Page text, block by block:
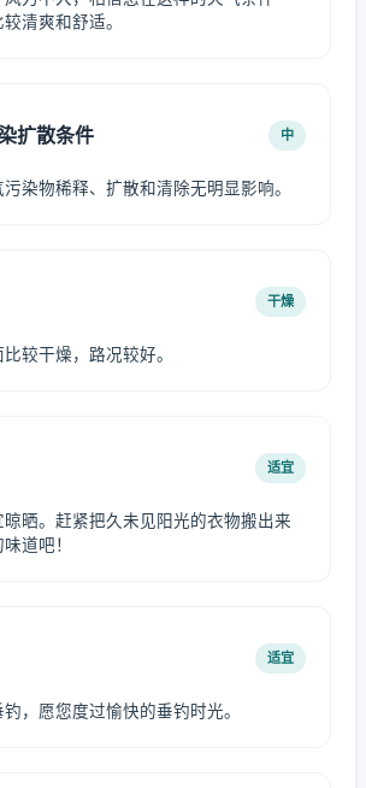
清爽和舒适。
扩散条件 中
染物稀释、扩散和清除无明显影响。
干燥
较干燥，路况较好。
适宜
晒。赶紧把久未见阳光的衣物搬出来
道吧！
适宜
，愿您度过愉快的垂钓时光。